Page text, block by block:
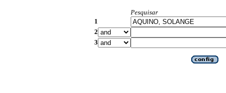
Pesquisar
1
2
3